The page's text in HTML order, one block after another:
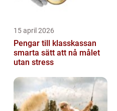
15 april 2026
Pengar till klasskassan
smarta sätt att nå målet
utan stress